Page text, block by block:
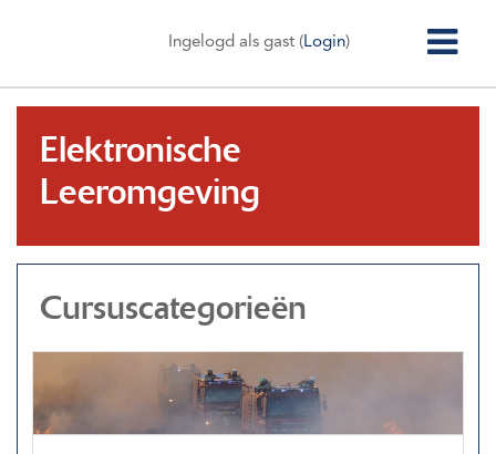
Ingelogd als gast (Login)
Elektronische
Leeromgeving
Cursuscategorieën